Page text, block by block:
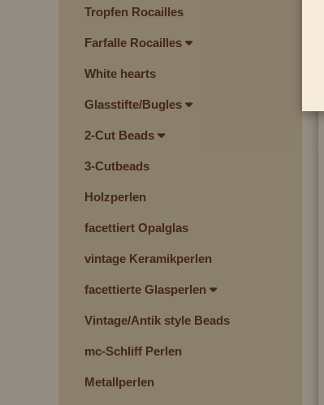
Tropfen Rocailles
Farfalle Rocailles
White hearts
Glasstifte/Bugles
2-Cut Beads
3-Cutbeads
Holzperlen
facettiert Opalglas
vintage Keramikperlen
facettierte Glasperlen
Vintage/Antik style Beads
mc-Schliff Perlen
Metallperlen